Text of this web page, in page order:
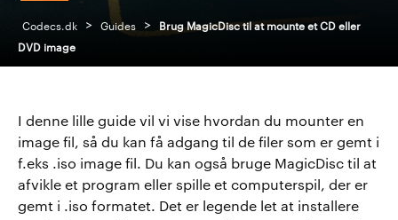
Codecs.dk > Guides >
Brug MagicDisc til at mounte et CD eller
DVD image
I denne lille guide vil vi vise hvordan du mounter en
image fil, så du kan få adgang til de filer som er gemt i
f.eks .iso image fil. Du kan også bruge MagicDisc til at
afvikle et program eller spille et computerspil, der er
gemt i .iso formatet. Det er legende let at installere